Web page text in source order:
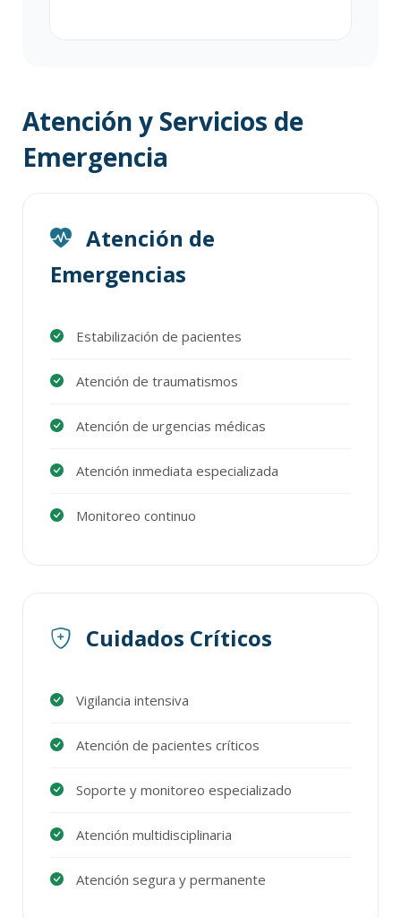
Atención y Servicios de
Emergencia
Atención de
Emergencias
Estabilización de pacientes
Atención de traumatismos
Atención de urgencias médicas
Atención inmediata especializada
Monitoreo continuo
Cuidados Críticos
Vigilancia intensiva
Atención de pacientes críticos
Soporte y monitoreo especializado
Atención multidisciplinaria
Atención segura y permanente